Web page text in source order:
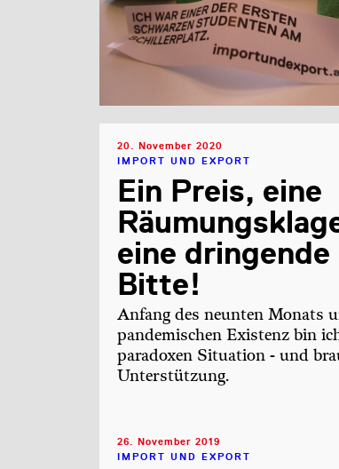
20. November 2020
IMPORT UND EXPORT
Ein Preis, eine
eine dringende
Bitte!
Anfang des neunten Monats
pandemischen Existenz bin
paradoxen Situation - und
Unterstützung.
26. November 2019
IMPORT UND EXPORT